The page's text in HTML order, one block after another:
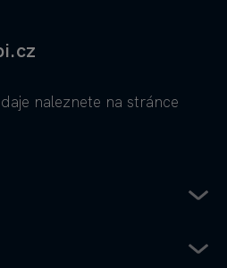
naleznete na stránce